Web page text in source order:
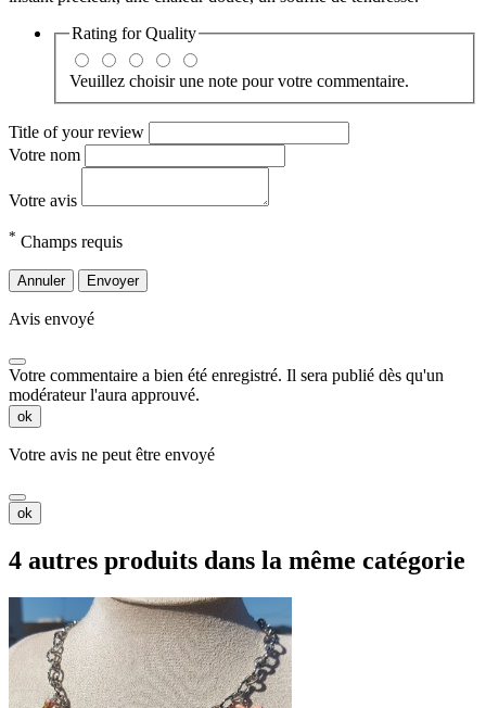
Rating forQuality
Veuillez choisir une note pour votre commentaire.
Title of your review
Votre nom
Votre avis
* Champs requis
Annuler Envoyer
Avis envoyé
Votre commentaire a bien été enregistré. Il sera publié dès qu'un
modérateur l'aura approuvé.
ok
Votre avis ne peut être envoyé
ok
4 autres produits dans la même catégorie